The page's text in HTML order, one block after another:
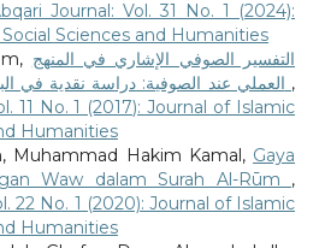
Journal: Vol. 31 No. 1 (2024):
Sciences and Humanities
التفسير الصوفي الإشاري في المنهج
,
11 No. 1 (2017): Journal of Islamic
Humanities
Muhammad Hakim Kamal, Gaya
Waw dalam Surah Al-Rūm ,
22 No. 1 (2020): Journal of Islamic
Humanities